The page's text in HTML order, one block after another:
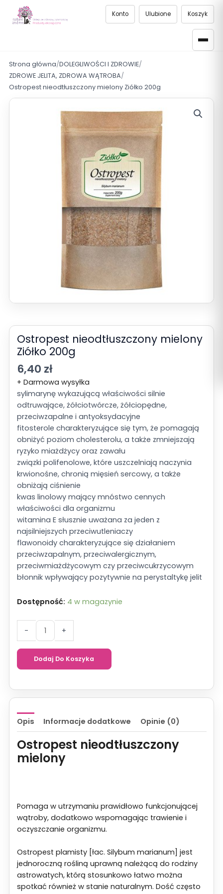
Konto Ulubione Koszyk
Strona główna/DOLEGLIWOŚCI I ZDROWIE/
ZDROWE JELITA, ZDROWA WĄTROBA/
Ostropest nieodtłuszczony mielony Ziółko 200g
Ostropest nieodtłuszczony mielony
Ziółko 200g
6,40 zł
+ Darmowa wysyłka
sylimarynę wykazującą właściwości silnie
odtruwające, żółciotwórcze, żółciopędne,
przeciwzapalne i antyoksydacyjne
fitosterole charakteryzujące się tym, że pomagają
obniżyć poziom cholesterolu, a także zmniejszają
ryzyko miażdżycy oraz zawału
związki polifenolowe, które uszczelniają naczynia
krwionośne, chronią mięsień sercowy, a także
obniżają ciśnienie
kwas linolowy mający mnóstwo cennych
właściwości dla organizmu
witamina E słusznie uważana za jeden z
najsilniejszych przeciwutleniaczy
flawonoidy charakteryzujące się działaniem
przeciwzapalnym, przeciwalergicznym,
przeciwmiażdżycowym czy przeciwcukrzycowym
błonnik wpływający pozytywnie na perystaltykę jelit
Dostępność: 4 w magazynie
-
Ostropest
nieodtłuszczony
mielony
Ziółko
+
Dodaj Do Koszyka
Opis Informacje dodatkowe Opinie (0)
Ostropest nieodtłuszczony
mielony
Pomaga w utrzymaniu prawidłowo funkcjonującej
wątroby, dodatkowo wspomagając trawienie i
oczyszczanie organizmu.
Ostropest plamisty [łac. Silybum marianum] jest
jednoroczną rośliną uprawną należącą do rodziny
astrowatych, którą stosunkowo łatwo można
spotkać również w stanie naturalnym. Dość często